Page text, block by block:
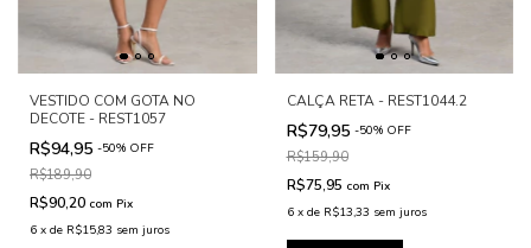
VESTIDO COM GOTA NO
DECOTE - REST1057
R$94,95 -50% OFF
R$189,90
R$90,20 com Pix
6 x de R$15,83 sem juros
CALÇA RETA - REST1044.2
R$79,95 -50% OFF
R$159,90
R$75,95 com Pix
6 x de R$13,33 sem juros